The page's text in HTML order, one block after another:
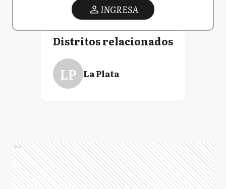
INGRESA
Distritos relacionados
LP La Plata
Ads